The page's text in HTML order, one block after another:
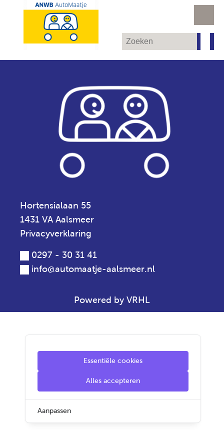
Hortensialaan 55
1431 VA Aalsmeer
Privacyverklaring
0297 - 30 31 41
info@automaatje-aalsmeer.nl
Powered by VRHL
Essentiële cookies
Alles accepteren
Aanpassen